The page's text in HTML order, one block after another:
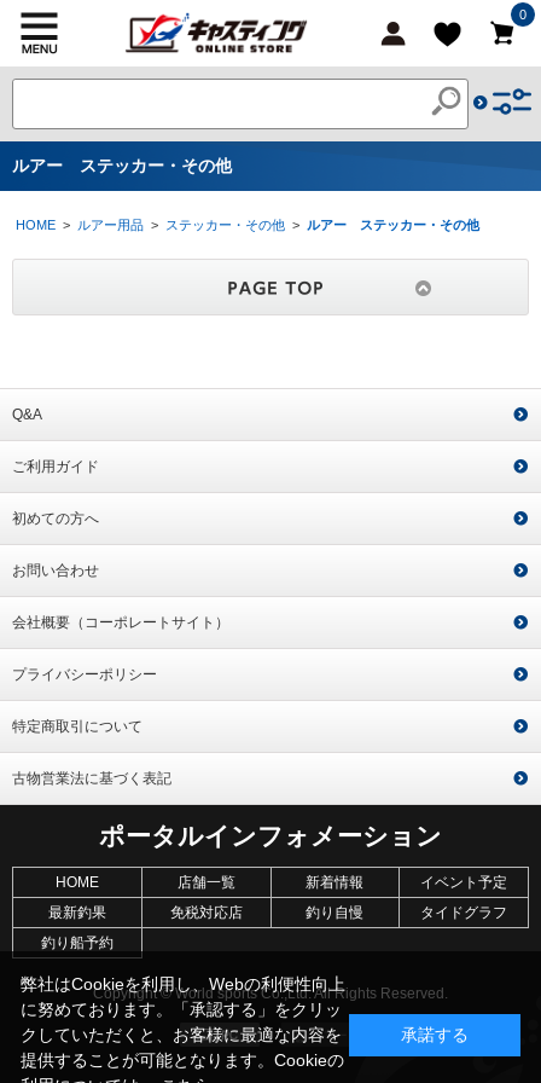
0
ルアー ステッカー・その他
HOME > ルアー用品 > ステッカー・その他 > ルアー ステッカー・その他
Q&A
ご利用ガイド
初めての方へ
お問い合わせ
会社概要（コーポレートサイト）
プライバシーポリシー
特定商取引について
古物営業法に基づく表記
ポータルインフォメーション
HOME 店舗一覧 新着情報
イベント予定
最新釣果
免税対応店 釣り自慢
タイドグラフ
釣り船予約
Copyright © World sports Co.,Ltd. All Rights Reserved.
弊社はCookieを利用し、Webの利便性向上
に努めております。「承認する」をクリッ
クしていただくと、お客様に最適な内容を
提供することが可能となります。Cookieの
承諾する